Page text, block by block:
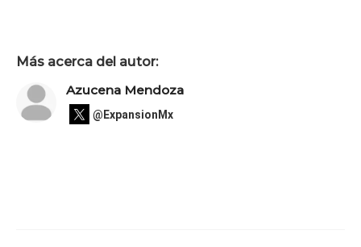
Más acerca del autor:
Azucena Mendoza
@ExpansionMx